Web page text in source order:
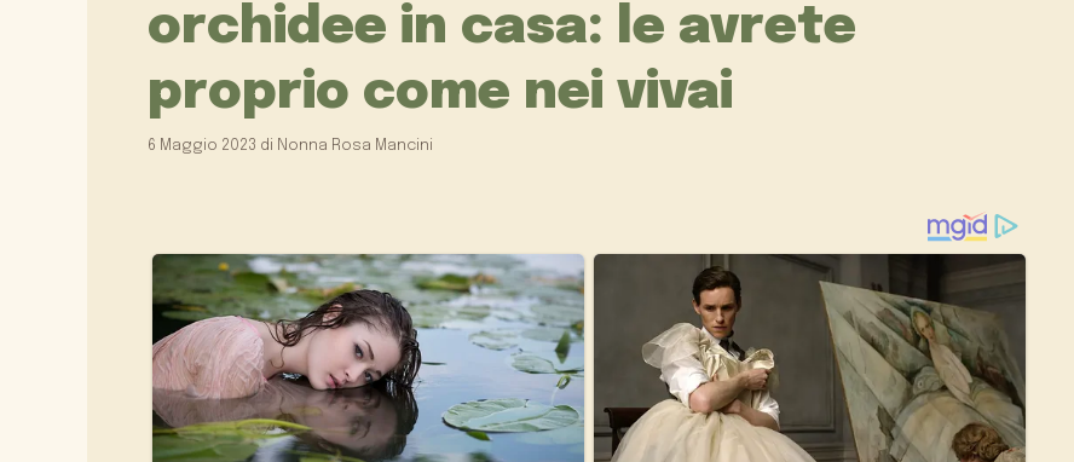
orchidee in casa: le avrete
proprio come nei vivai
6 Maggio 2023 di Nonna Rosa Mancini